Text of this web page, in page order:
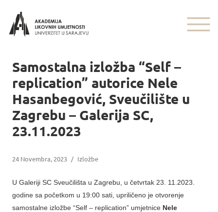
Samostalna izložba “Self –
replication” autorice Nele
Hasanbegović, Sveučilište u
Zagrebu – Galerija SC,
23.11.2023
24 Novembra, 2023 / Izložbe
U Galeriji SC Sveučilišta u Zagrebu, u četvrtak 23. 11.2023.
godine sa početkom u 19:00 sati, upriličeno je otvorenje
samostalne izložbe “Self – replication” umjetnice Nele